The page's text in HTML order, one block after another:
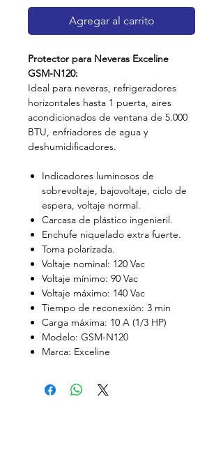
Agregar al carrito
Protector para Neveras Exceline
GSM-N120:
Ideal para neveras, refrigeradores
horizontales hasta 1 puerta, aires
acondicionados de ventana de 5.000
BTU, enfriadores de agua y
deshumidificadores.
Indicadores luminosos de
sobrevoltaje, bajovoltaje, ciclo de
espera, voltaje normal.
Carcasa de plástico ingenieril.
Enchufe niquelado extra fuerte.
Toma polarizada.
Voltaje nominal: 120 Vac
Voltaje mínimo: 90 Vac
Voltaje máximo: 140 Vac
Tiempo de reconexión: 3 min
Carga máxima: 10 A (1/3 HP)
Modelo: GSM-N120
Marca: Exceline